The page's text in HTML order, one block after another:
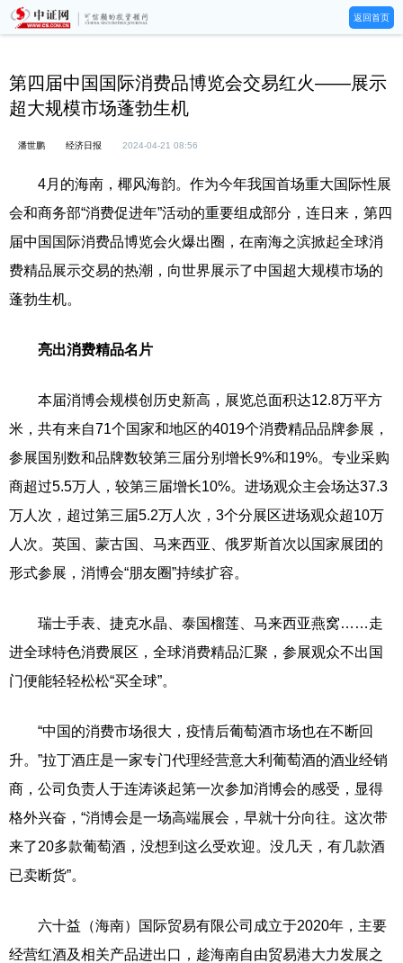
返回首页
第四届中国国际消费品博览会交易红火——展示
超大规模市场蓬勃生机
潘世鹏 经济日报 2024-04-21 08:56
4月的海南，椰风海韵。作为今年我国首场重大国际性展
会和商务部“消费促进年”活动的重要组成部分，连日来，第四
届中国国际消费品博览会火爆出圈，在南海之滨掀起全球消
费精品展示交易的热潮，向世界展示了中国超大规模市场的
蓬勃生机。
亮出消费精品名片
本届消博会规模创历史新高，展览总面积达12.8万平方
米，共有来自71个国家和地区的4019个消费精品品牌参展，
参展国别数和品牌数较第三届分别增长9%和19%。专业采购
商超过5.5万人，较第三届增长10%。进场观众主会场达37.3
万人次，超过第三届5.2万人次，3个分展区进场观众超10万
人次。英国、蒙古国、马来西亚、俄罗斯首次以国家展团的
形式参展，消博会“朋友圈”持续扩容。
瑞士手表、捷克水晶、泰国榴莲、马来西亚燕窝……走
进全球特色消费展区，全球消费精品汇聚，参展观众不出国
门便能轻轻松松“买全球”。
“中国的消费市场很大，疫情后葡萄酒市场也在不断回
升。”拉丁酒庄是一家专门代理经营意大利葡萄酒的酒业经销
商，公司负责人于连涛谈起第一次参加消博会的感受，显得
格外兴奋，“消博会是一场高端展会，早就十分向往。这次带
来了20多款葡萄酒，没想到这么受欢迎。没几天，有几款酒
已卖断货”。
六十益（海南）国际贸易有限公司成立于2020年，主要
经营红酒及相关产品进出口，趁海南自由贸易港大力发展之